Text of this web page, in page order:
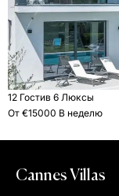
12 Гостив 6 Люксы
От €15000 В неделю
Cannes Villas